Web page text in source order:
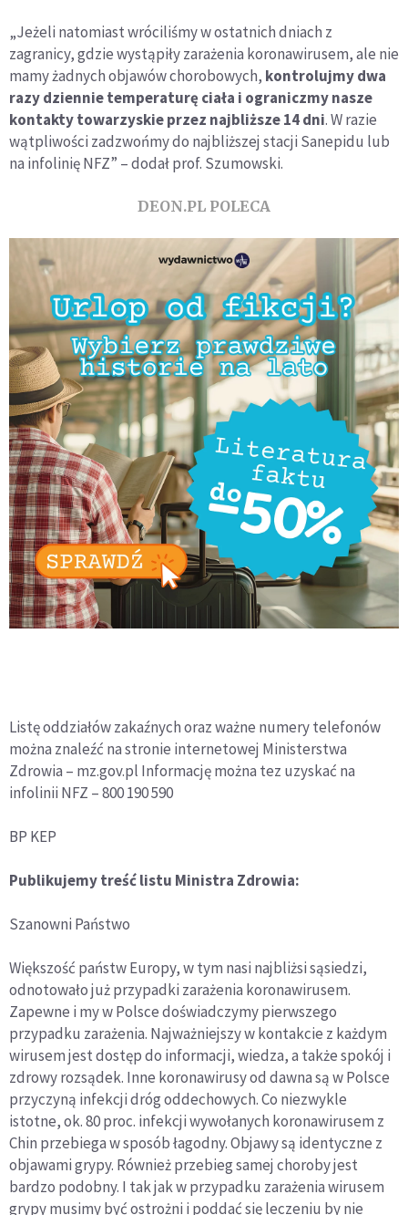
„Jeżeli natomiast wróciliśmy w ostatnich dniach z
zagranicy, gdzie wystąpiły zarażenia koronawirusem, ale nie
mamy żadnych objawów chorobowych, kontrolujmy dwa
razy dziennie temperaturę ciała i ograniczmy nasze
kontakty towarzyskie przez najbliższe 14 dni. W razie
wątpliwości zadzwońmy do najbliższej stacji Sanepidu lub
na infolinię NFZ” – dodał prof. Szumowski.
DEON.PL POLECA
Listę oddziałów zakaźnych oraz ważne numery telefonów
można znaleźć na stronie internetowej Ministerstwa
Zdrowia – mz.gov.pl Informację można tez uzyskać na
infolinii NFZ – 800 190 590
BP KEP
Publikujemy treść listu Ministra Zdrowia:
Szanowni Państwo
Większość państw Europy, w tym nasi najbliżsi sąsiedzi,
odnotowało już przypadki zarażenia koronawirusem.
Zapewne i my w Polsce doświadczymy pierwszego
przypadku zarażenia. Najważniejszy w kontakcie z każdym
wirusem jest dostęp do informacji, wiedza, a także spokój i
zdrowy rozsądek. Inne koronawirusy od dawna są w Polsce
przyczyną infekcji dróg oddechowych. Co niezwykle
istotne, ok. 80 proc. infekcji wywołanych koronawirusem z
Chin przebiega w sposób łagodny. Objawy są identyczne z
objawami grypy. Również przebieg samej choroby jest
bardzo podobny. I tak jak w przypadku zarażenia wirusem
grypy musimy być ostrożni i poddać się leczeniu by nie